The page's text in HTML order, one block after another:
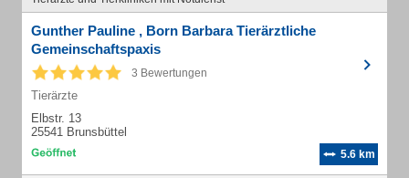
Gunther Pauline , Born Barbara Tierärztliche
Gemeinschaftspaxis
3 Bewertungen
Tierärzte
Elbstr. 13
25541 Brunsbüttel
5.6 km